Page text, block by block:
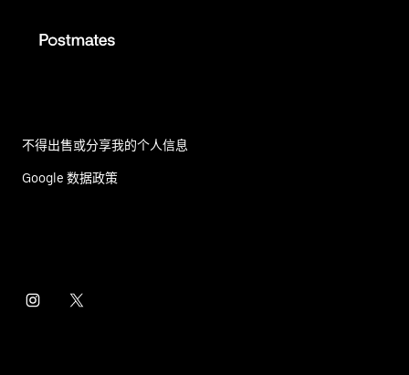
不得出售或分享我的个人信息
Google 数据政策